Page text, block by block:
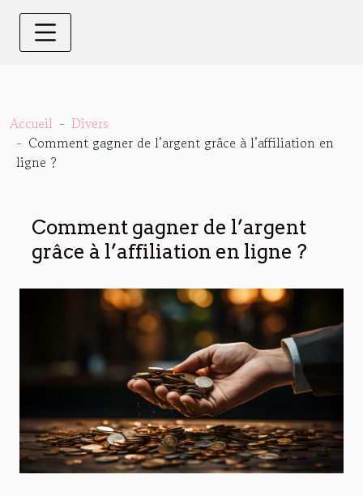
Accueil
Divers
Comment gagner de l’argent grâce à l’affiliation en
ligne ?
Comment gagner de l’argent
grâce à l’affiliation en ligne ?